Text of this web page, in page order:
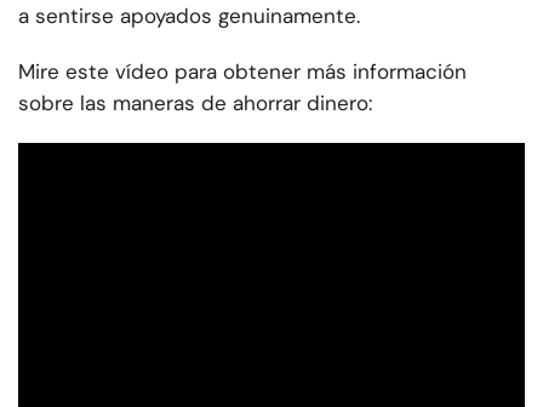
a sentirse apoyados genuinamente.
Mire este vídeo para obtener más información
sobre las maneras de ahorrar dinero: